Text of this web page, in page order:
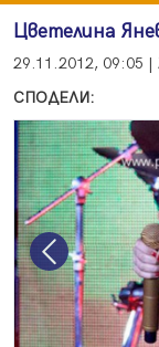
Цветелина
29.11.2012, 09:05 |
СПОДЕЛИ:
Previous